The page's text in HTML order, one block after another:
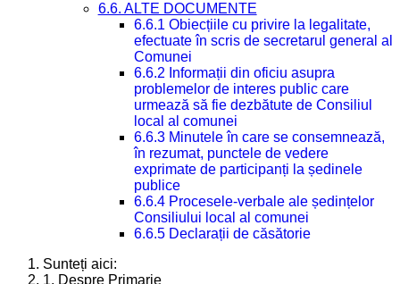
6.6. ALTE DOCUMENTE
6.6.1 Obiecțiile cu privire la legalitate,
efectuate în scris de secretarul general al
Comunei
6.6.2 Informații din oficiu asupra
problemelor de interes public care
urmează să fie dezbătute de Consiliul
local al comunei
6.6.3 Minutele în care se consemnează,
în rezumat, punctele de vedere
exprimate de participanți la ședinele
publice
6.6.4 Procesele-verbale ale ședințelor
Consiliului local al comunei
6.6.5 Declarații de căsătorie
Sunteți aici:
1. Despre Primarie